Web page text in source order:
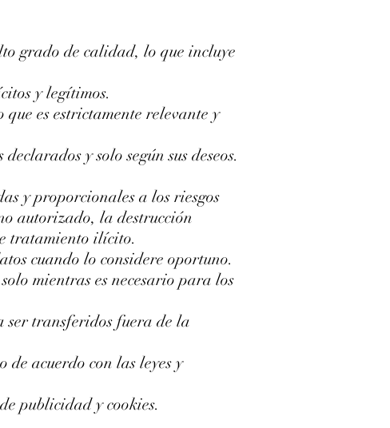
grado de calidad, lo que incluye
y legítimos.
es estrictamente relevante y
y solo según sus deseos.
y proporcionales a los riesgos
autorizado, la destrucción
tratamiento ilícito.
cuando lo considere oportuno.
mientras es necesario para los
ser transferidos fuera de la
de acuerdo con las leyes y
publicidad y cookies.